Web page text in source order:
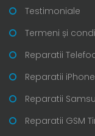
Testimoniale
Termeni și
Reparatii
Reparatii
Reparatii
Reparatii GSM